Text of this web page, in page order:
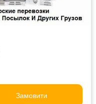
Замовити